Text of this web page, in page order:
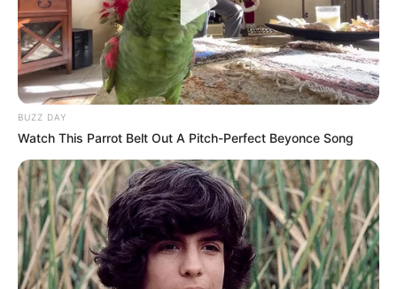
BUZZ DAY
Watch This Parrot Belt Out A Pitch-Perfect Beyonce Song